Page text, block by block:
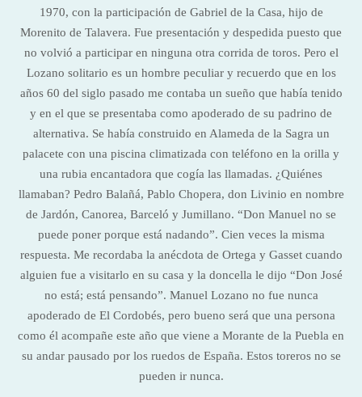
1970, con la participación de Gabriel de la Casa, hijo de
Morenito de Talavera. Fue presentación y despedida puesto que
no volvió a participar en ninguna otra corrida de toros. Pero el
Lozano solitario es un hombre peculiar y recuerdo que en los
años 60 del siglo pasado me contaba un sueño que había tenido
y en el que se presentaba como apoderado de su padrino de
alternativa. Se había construido en Alameda de la Sagra un
palacete con una piscina climatizada con teléfono en la orilla y
una rubia encantadora que cogía las llamadas. ¿Quiénes
llamaban? Pedro Balañá, Pablo Chopera, don Livinio en nombre
de Jardón, Canorea, Barceló y Jumillano. “Don Manuel no se
puede poner porque está nadando”. Cien veces la misma
respuesta. Me recordaba la anécdota de Ortega y Gasset cuando
alguien fue a visitarlo en su casa y la doncella le dijo “Don José
no está; está pensando”. Manuel Lozano no fue nunca
apoderado de El Cordobés, pero bueno será que una persona
como él acompañe este año que viene a Morante de la Puebla en
su andar pausado por los ruedos de España. Estos toreros no se
pueden ir nunca.